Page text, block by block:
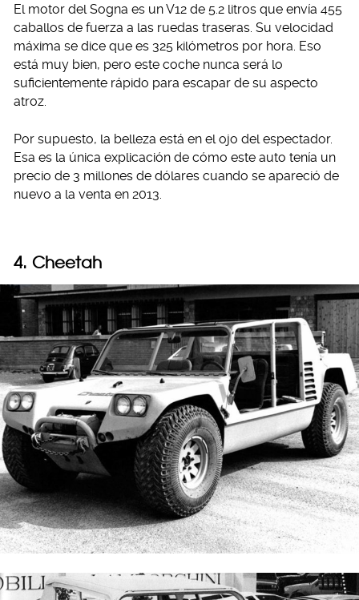
El motor del Sogna es un V12 de 5.2 litros que envía 455
caballos de fuerza a las ruedas traseras. Su velocidad
máxima se dice que es 325 kilómetros por hora. Eso
está muy bien, pero este coche nunca será lo
suficientemente rápido para escapar de su aspecto
atroz.
Por supuesto, la belleza está en el ojo del espectador.
Esa es la única explicación de cómo este auto tenía un
precio de 3 millones de dólares cuando se apareció de
nuevo a la venta en 2013.
4. Cheetah